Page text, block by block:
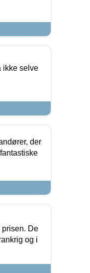
ikke selve
der
De
og i